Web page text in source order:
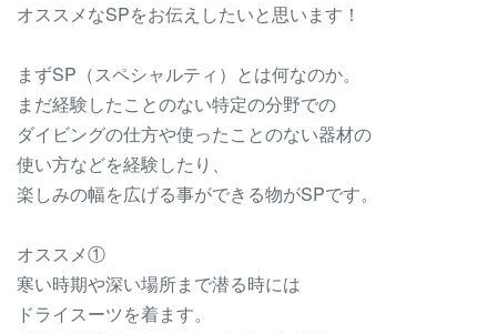
オススメなSPをお伝えしたいと思います！
まずSP（スペシャルティ）とは何なのか。
まだ経験したことのない特定の分野での
ダイビングの仕方や使ったことのない器材の
使い方などを経験したり、
楽しみの幅を広げる事ができる物がSPです。
オススメ①
寒い時期や深い場所まで潜る時には
ドライスーツを着ます。